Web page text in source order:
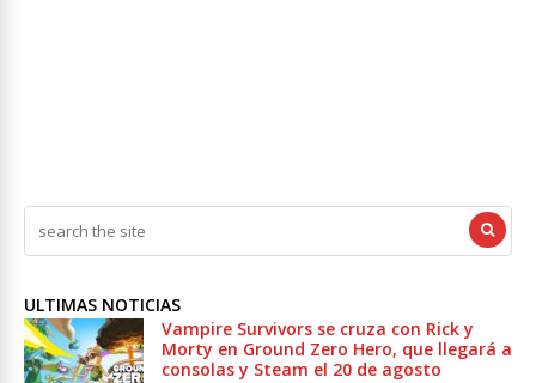
ULTIMAS NOTICIAS
Vampire Survivors se cruza con Rick y
Morty en Ground Zero Hero, que llegará a
consolas y Steam el 20 de agosto